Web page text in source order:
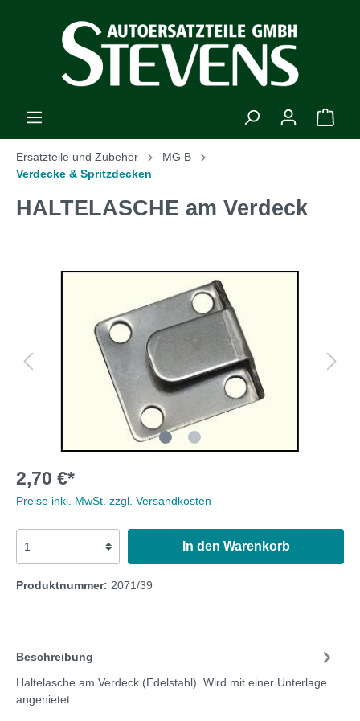
Ersatzteile und Zubehör
MG B
Verdecke & Spritzdecken
HALTELASCHE am Verdeck
2,70 €*
Preise inkl. MwSt. zzgl. Versandkosten
In den Warenkorb
Produktnummer: 2071/39
Beschreibung
Haltelasche am Verdeck (Edelstahl). Wird mit einer Unterlage
angenietet.